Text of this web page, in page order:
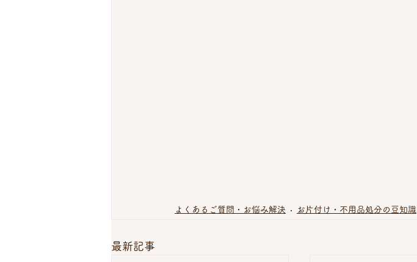
よくあるご質問・お悩み解決 お片付け・不用品処分の豆知識
最新記事